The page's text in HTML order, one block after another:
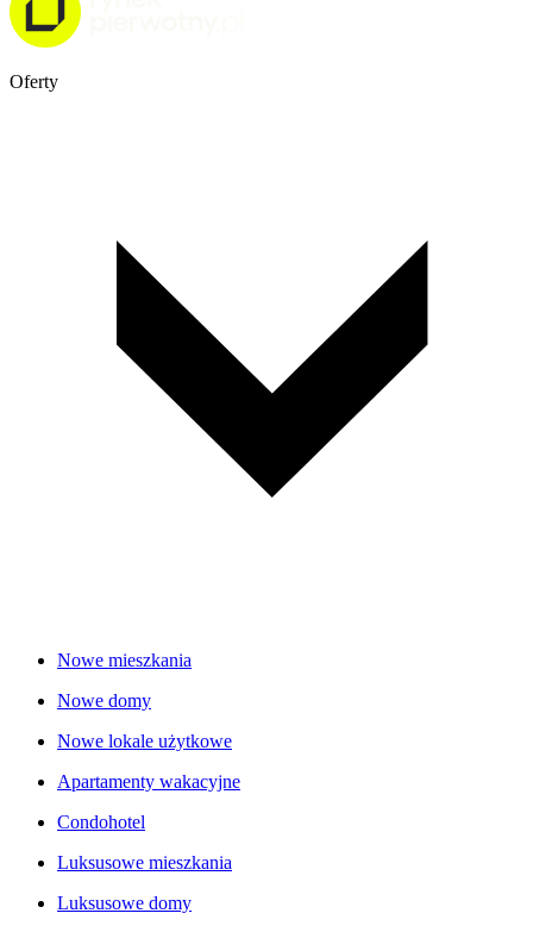
Oferty
Nowe mieszkania
Nowe domy
Nowe lokale użytkowe
Apartamenty wakacyjne
Condohotel
Luksusowe mieszkania
Luksusowe domy